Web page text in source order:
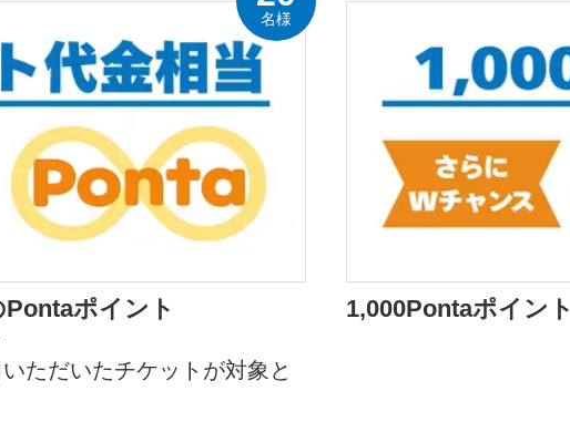
ポイント
ただいたチケットが対象と
名様
1,000Pontaポイント